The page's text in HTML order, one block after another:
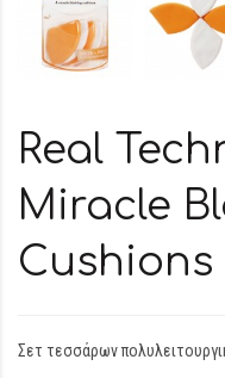
Real
Miracle
Cushions
Σετ τεσσάρων